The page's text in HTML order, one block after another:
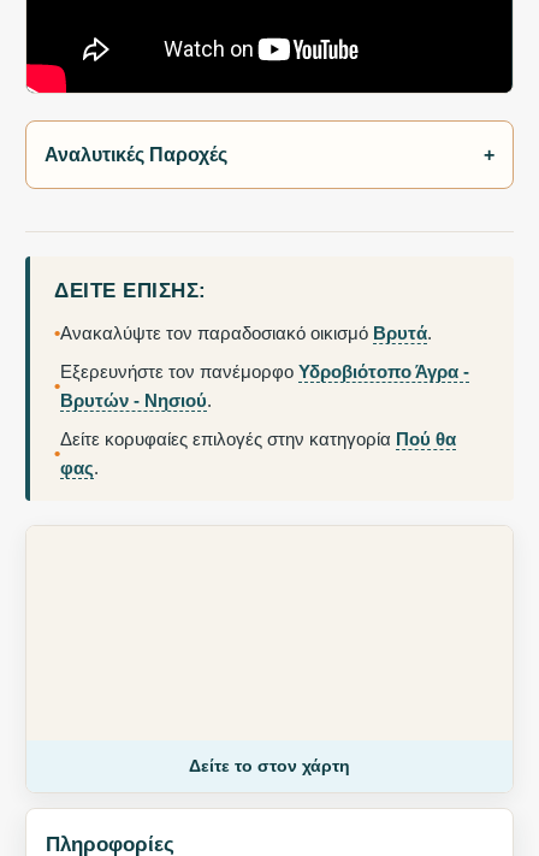
Αναλυτικές Παροχές +
ΔΕΊΤΕ ΕΠΊΣΗΣ:
•Ανακαλύψτε τον παραδοσιακό οικισμό Βρυτά.
•
Εξερευνήστε τον πανέμορφοΥδροβιότοπο Άγρα -
Βρυτών - Νησιού.
•
Δείτε κορυφαίες επιλογές στην κατηγορία Πού θα
φας.
Δείτε το στον χάρτη
Πληροφορίες